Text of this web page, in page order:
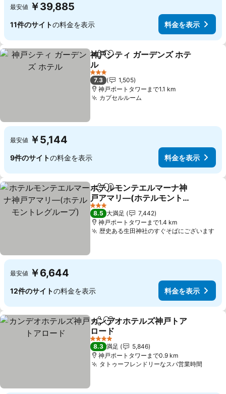
最安値 ￥39,885
11件のサイトの料金を表示 料金を表示
シェアお気に入りに追加
神戸シティ ガーデンズ ホテ
ル
3 ホテルのランク
7.3
1,505
神戸ポートタワーまで1.1 km
カプセルルーム
最安値 ￥5,144
9件のサイトの料金を表示 料金を表示
シェアお気に入りに追加
ホテルモンテエルマーナ神
戸アマリ―(ホテルモントレ
グループ)
3 ホテルのランク
8.5 大満足
7,442
神戸ポートタワーまで1.4 km
歴史ある生田神社のすぐそばにございます
最安値 ￥6,644
12件のサイトの料金を表示 料金を表示
シェアお気に入りに追加
カンデオホテルズ神戸トア
ロード
4 ホテルのランク
8.3 満足
5,846
神戸ポートタワーまで0.9 km
タトゥーフレンドリーなスパ営業時間